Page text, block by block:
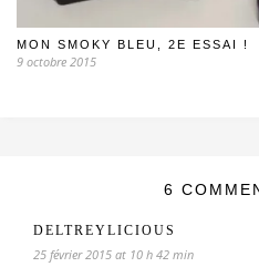
MON SMOKY BLEU, 2E ESSAI !
9 octobre 2015
6
DELTREYLICIOUS
25 février 2015 at 10 h 42 min